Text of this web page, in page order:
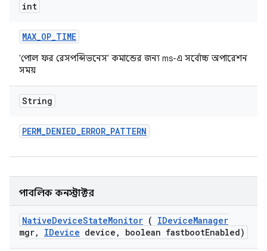
int
MAX_OP_TIME
'পোল ফর রেসপন্সিভনেস' কমান্ডের জন্য ms-এ সর্বোচ্চ অপারেশন
সময়
String
PERM_DENIED_ERROR_PATTERN
পাবলিক কনস্ট্রাক্টর
NativeDeviceStateMonitor ( IDeviceManager
mgr, IDevice device , boolean fastbootEnabled)